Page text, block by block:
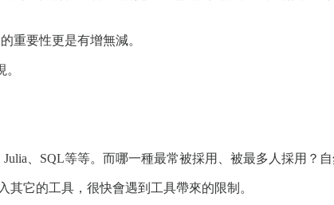
重要性更是有增無減。
、SQL等等。而哪一種最常被採用、被最多人採用？自
它的工具，很快會遇到工具帶來的限制。